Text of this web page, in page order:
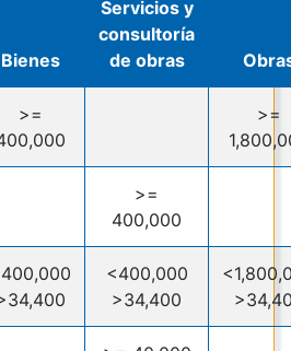
Bienes
Servicios y
consultoría
de obras
>=
>=
>=
400,000
<400,000
>34,400